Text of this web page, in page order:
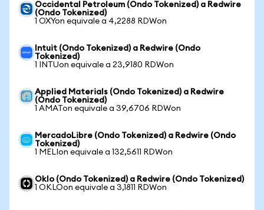
Occidental Petroleum (Ondo Tokenized) a Redwire
(Ondo Tokenized)
1 OXYon equivale a 4,2288 RDWon
Intuit (Ondo Tokenized) a Redwire (Ondo
Tokenized)
1 INTUon equivale a 23,9180 RDWon
Applied Materials (Ondo Tokenized) a Redwire
(Ondo Tokenized)
1 AMATon equivale a 39,6706 RDWon
MercadoLibre (Ondo Tokenized) a Redwire (Ondo
Tokenized)
1 MELIon equivale a 132,5611 RDWon
Oklo (Ondo Tokenized) a Redwire (Ondo Tokenized)
1 OKLOon equivale a 3,1811 RDWon